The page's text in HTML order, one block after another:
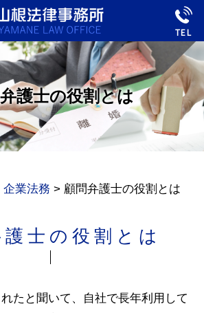
護士の役割とは
企業法務 > 顧問弁護士の役割とは
護士の役割とは
れたと聞いて、自社で長年利用して